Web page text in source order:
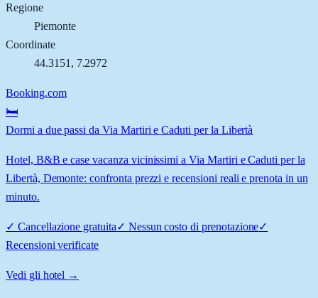
Regione
Piemonte
Coordinate
44.3151 , 7.2972
Booking.com
🛏️
Dormi a due passi da Via Martiri e Caduti per la Libertà
Hotel, B&B e case vacanza vicinissimi a Via Martiri e Caduti per la
Libertà, Demonte: confronta prezzi e recensioni reali e prenota in un
minuto.
✓ Cancellazione gratuita✓ Nessun costo di prenotazione✓
Recensioni verificate
Vedi gli hotel →